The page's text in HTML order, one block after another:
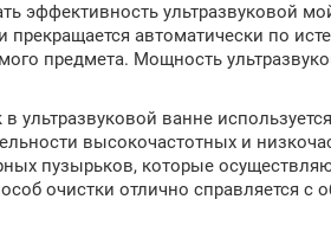
эффективность ультразвуковой
автоматически по
предмета. Мощность
ванне
высокочастотных и
пузырьков, которые
очистки отлично справляется с